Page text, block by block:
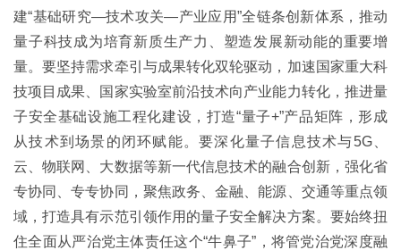
建“基础研究—技术攻关—产业应用”全链条创新体系，推动
量子科技成为培育新质生产力、塑造发展新动能的重要增
量。要坚持需求牵引与成果转化双轮驱动，加速国家重大科
技项目成果、国家实验室前沿技术向产业能力转化，推进量
子安全基础设施工程化建设，打造“量子+”产品矩阵，形成
从技术到场景的闭环赋能。要深化量子信息技术与5G、
云、物联网、大数据等新一代信息技术的融合创新，强化省
专协同、专专协同，聚焦政务、金融、能源、交通等重点领
域，打造具有示范引领作用的量子安全解决方案。要始终扭
住全面从严治党主体责任这个“牛鼻子”，将管党治党深度融